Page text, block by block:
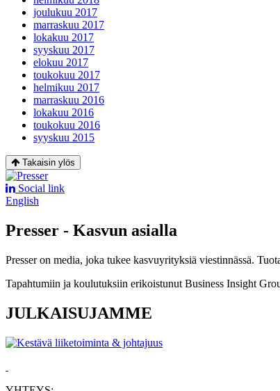
joulukuu 2017
marraskuu 2017
lokakuu 2017
syyskuu 2017
elokuu 2017
toukokuu 2017
helmikuu 2017
marraskuu 2016
lokakuu 2016
toukokuu 2016
syyskuu 2015
Takaisin ylös
Social link
English
Presser - Kasvun asialla
Presser on media, joka tukee kasvuyrityksiä viestinnässä.
Tapahtumiin ja koulutuksiin erikoistunut Business Insight
JULKAISUJAMME